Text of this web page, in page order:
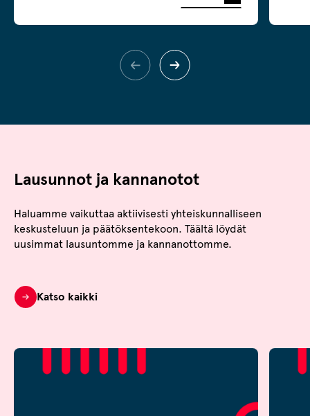
Lausunnot ja kannanotot
Haluamme vaikuttaa aktiivisesti yhteiskunnalliseen
keskusteluun ja päätöksentekoon. Täältä löydät
uusimmat lausuntomme ja kannanottomme.
Katso kaikki